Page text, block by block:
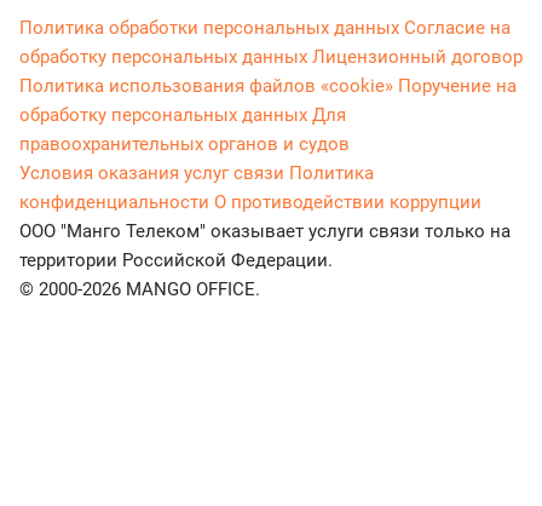
Политика обработки персональных данных Согласие на
обработку персональных данных Лицензионный договор
Политика использования файлов «cookie» Поручение на
обработку персональных данных Для
правоохранительных органов и судов
Условия оказания услуг связи Политика
конфиденциальности О противодействии коррупции
ООО "Манго Телеком" оказывает услуги связи только на
территории Российской Федерации.
© 2000-2026 MANGO OFFICE.